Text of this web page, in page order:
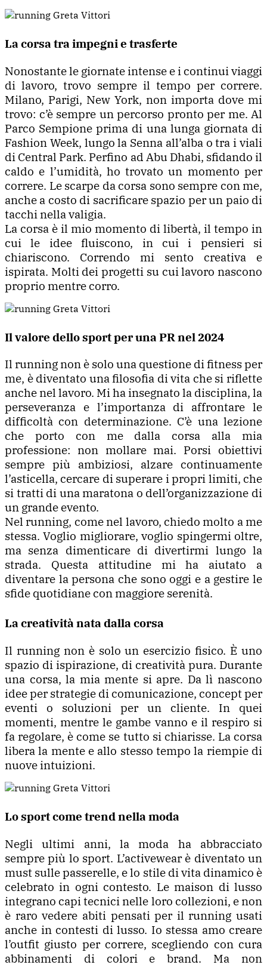
La corsa tra impegni e trasferte
Nonostante le giornate intense e i continui viaggi
di lavoro, trovo sempre il tempo per correre.
Milano, Parigi, New York, non importa dove mi
trovo: c’è sempre un percorso pronto per me. Al
Parco Sempione prima di una lunga giornata di
Fashion Week, lungo la Senna all’alba o tra i viali
di Central Park. Perfino ad Abu Dhabi, sfidando il
caldo e l’umidità, ho trovato un momento per
correre. Le scarpe da corsa sono sempre con me,
anche a costo di sacrificare spazio per un paio di
tacchi nella valigia.
La corsa è il mio momento di libertà, il tempo in
cui le idee fluiscono, in cui i pensieri si
chiariscono. Correndo mi sento creativa e
ispirata. Molti dei progetti su cui lavoro nascono
proprio mentre corro.
Il valore dello sport per una PR nel 2024
Il running non è solo una questione di fitness per
me, è diventato una filosofia di vita che si riflette
anche nel lavoro. Mi ha insegnato la disciplina, la
perseveranza e l’importanza di affrontare le
difficoltà con determinazione. C’è una lezione
che porto con me dalla corsa alla mia
professione: non mollare mai. Porsi obiettivi
sempre più ambiziosi, alzare continuamente
l’asticella, cercare di superare i propri limiti, che
si tratti di una maratona o dell’organizzazione di
un grande evento.
Nel running, come nel lavoro, chiedo molto a me
stessa. Voglio migliorare, voglio spingermi oltre,
ma senza dimenticare di divertirmi lungo la
strada. Questa attitudine mi ha aiutato a
diventare la persona che sono oggi e a gestire le
sfide quotidiane con maggiore serenità.
La creatività nata dalla corsa
Il running non è solo un esercizio fisico. È uno
spazio di ispirazione, di creatività pura. Durante
una corsa, la mia mente si apre. Da lì nascono
idee per strategie di comunicazione, concept per
eventi o soluzioni per un cliente. In quei
momenti, mentre le gambe vanno e il respiro si
fa regolare, è come se tutto si chiarisse. La corsa
libera la mente e allo stesso tempo la riempie di
nuove intuizioni.
Lo sport come trend nella moda
Negli ultimi anni, la moda ha abbracciato
sempre più lo sport. L’activewear è diventato un
must sulle passerelle, e lo stile di vita dinamico è
celebrato in ogni contesto. Le maison di lusso
integrano capi tecnici nelle loro collezioni, e non
è raro vedere abiti pensati per il running usati
anche in contesti di lusso. Io stessa amo creare
l’outfit giusto per correre, scegliendo con cura
abbinamenti di colori e brand. Ma non